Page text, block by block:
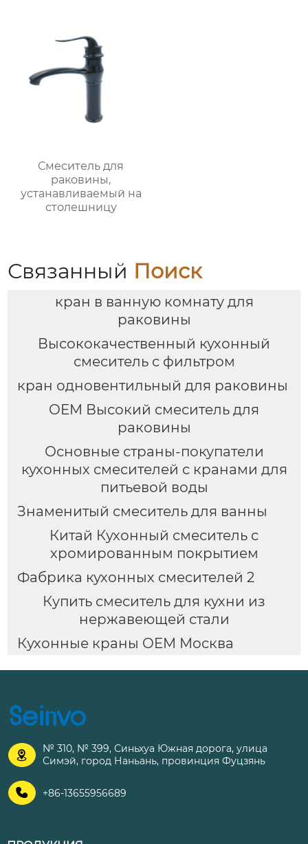
Смеситель для
раковины,
устанавливаемый на
столешницу
Связанный Поиск
кран в ванную комнату для
раковины
Высококачественный кухонный
смеситель с фильтром
кран одновентильный для раковины
OEM Высокий смеситель для
раковины
Основные страны-покупатели
кухонных смесителей с кранами для
питьевой воды
Знаменитый смеситель для ванны
Китай Кухонный смеситель с
хромированным покрытием
Фабрика кухонных смесителей 2
Купить смеситель для кухни из
нержавеющей стали
Кухонные краны OEM Москва

№ 310, № 399, Синьхуа Южная дорога, улица
Симэй, город Наньань, провинция Фуцзянь
 +86-13655956689